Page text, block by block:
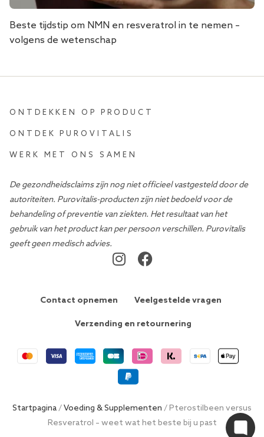
Beste tijdstip om NMN en resveratrol in te nemen –
volgens de wetenschap
ONTDEKKEN OP PRODUCT
ONTDEK PUROVITALIS
WERK MET ONS SAMEN
De gezondheidsclaims zijn nog niet officieel vastgesteld door de
autoriteiten. Purovitalis-producten zijn niet bedoeld voor de
behandeling of preventie van ziekten. Het resultaat van het
gebruik van het product kan per persoon verschillen. Purovitalis
geeft geen medisch advies.
Contact opnemen Veelgestelde vragen
Verzending en retournering
Startpagina/Voeding & Supplementen / Pterostilbeen versus
Resveratrol – weet wat het beste bij u past